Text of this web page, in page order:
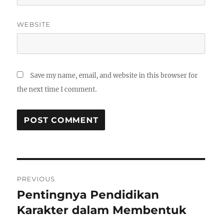
WEBSITE
Save my name, email, and website in this browser for
the next time I comment.
navigation
PREVIOUS
Previous
post:
Pentingnya Pendidikan
Karakter dalam Membentuk